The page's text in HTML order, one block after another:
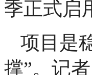
季正式启
项目是
撑”。记